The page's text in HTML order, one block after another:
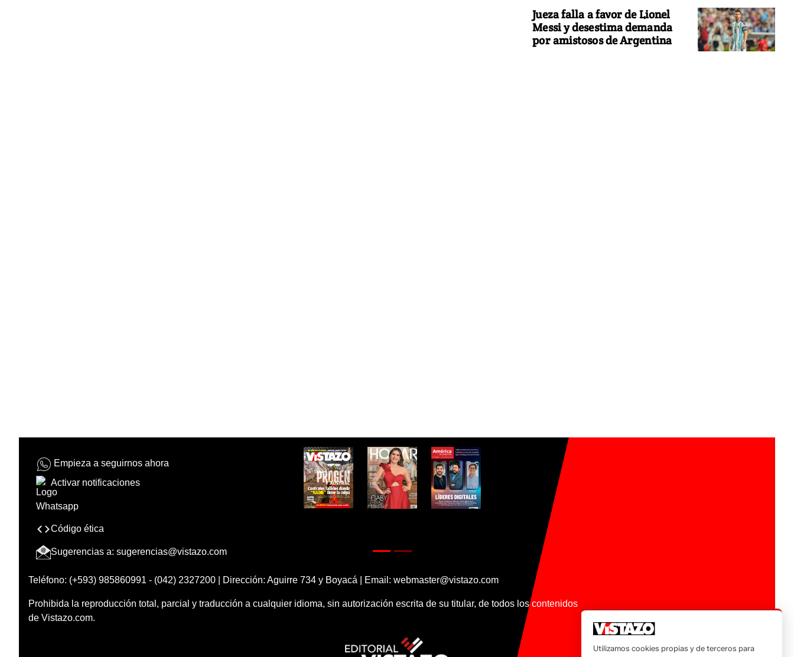
Jueza falla a favor de Lionel
Messi y desestima demanda
por amistosos de Argentina
Empieza a seguirnos ahora
Activar notificaciones
Código ética
Sugerencias a: sugerencias@vistazo.com
Teléfono: (+593) 985860991 - (042) 2327200 | Dirección: Aguirre 734 y Boyacá | Email: webmaster@vistazo.com
Prohibida la reproducción total, parcial y traducción a cualquier idioma, sin autorización escrita de su titular, de todos los contenidos
de Vistazo.com.
Utilizamos cookies propias y de terceros para